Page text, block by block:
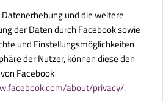
und die weitere
der Daten durch Facebook sowie
und Einstellungsmöglichkeiten
der Nutzer, können diese den
Facebook
about/privacy/.